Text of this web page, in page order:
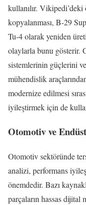
kullanılır.
kopyalanması, B‑29
Tu‑4 olarak yeniden
olaylarla bunu gösterir.
sistemlerinin güçlerini
mühendislik
modernize edilmesi
iyileştirmek için de
Otomotiv ve
Otomotiv sektöründe
analizi, performans
önemdedir. Bazı
parçaların hassas